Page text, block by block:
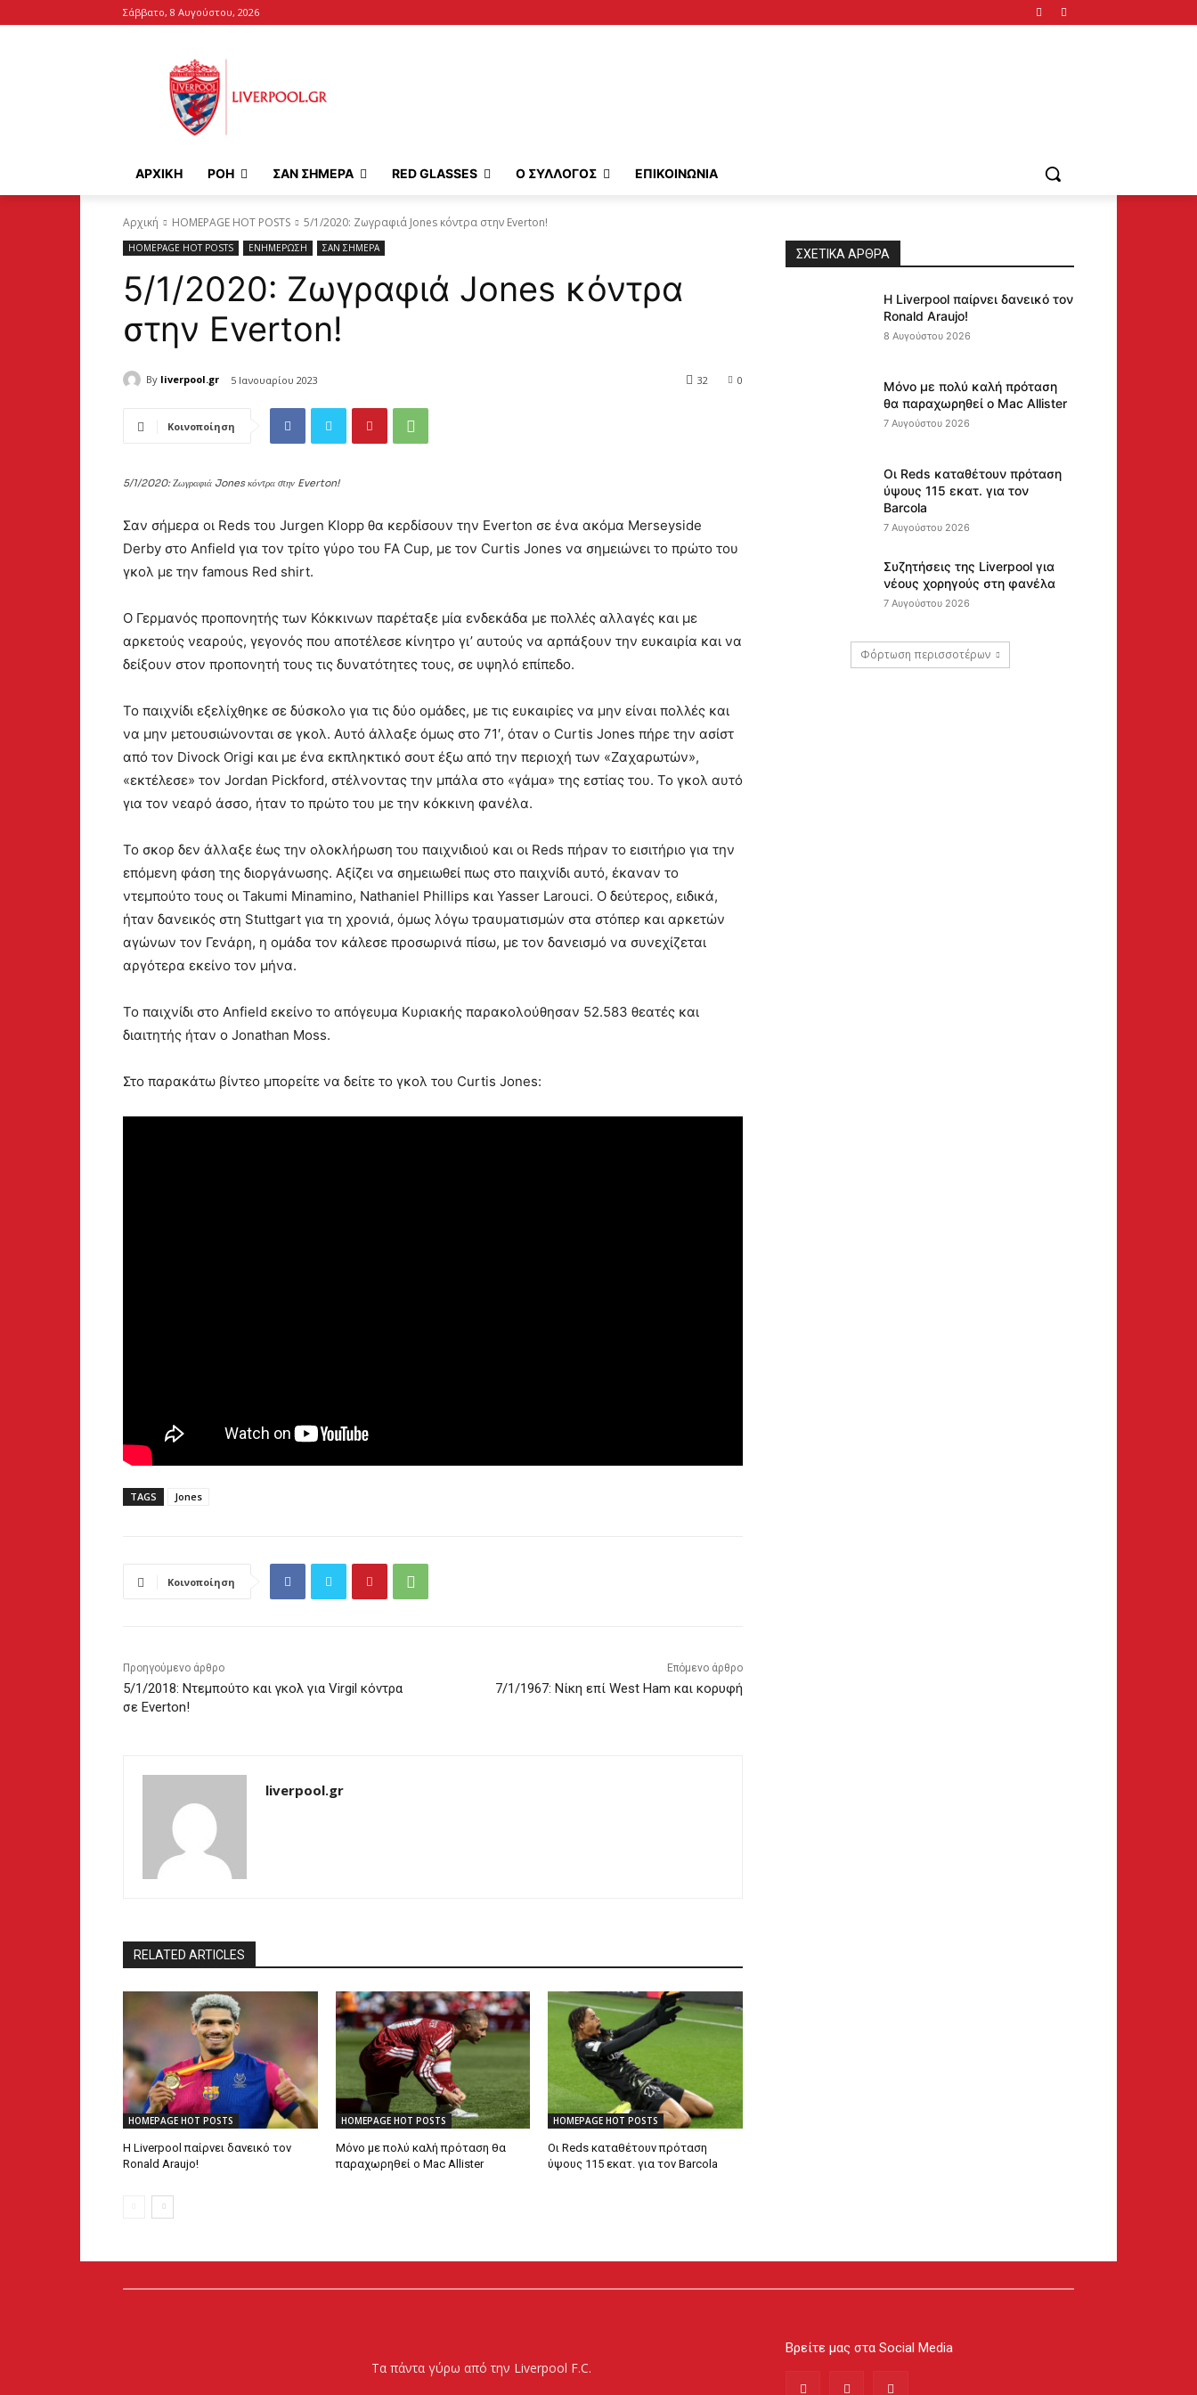
Σάββατο, 8 Αυγούστου, 2026
ΑΡΧΙΚΉ ΡΟΗ ΣΑΝ ΣΗΜΕΡΑ RED GLASSES Ο ΣΥΛΛΟΓΟΣ ΕΠΙΚΟΙΝΩΝΙΑ
Αρχική HOMEPAGE HOT POSTS 5/1/2020: Ζωγραφιά Jones κόντρα στην Everton!
HOMEPAGE HOT POSTS ΕΝΗΜΕΡΩΣΗ ΣΑΝ ΣΗΜΕΡΑ
5/1/2020: Ζωγραφιά Jones κόντρα
στην Everton!
By liverpool.gr 5 Ιανουαρίου 2023 0
32
Κοινοποίηση
5/1/2020: Ζωγραφιά Jones κόντρα στην Everton!
Σαν σήμερα οι Reds του Jurgen Klopp θα κερδίσουν την Everton σε ένα ακόμα Merseyside
Derby στο Anfield για τον τρίτο γύρο του FA Cup, με τον Curtis Jones να σημειώνει το πρώτο του
γκολ με την famous Red shirt.
Ο Γερμανός προπονητής των Κόκκινων παρέταξε μία ενδεκάδα με πολλές αλλαγές και με
αρκετούς νεαρούς, γεγονός που αποτέλεσε κίνητρο γι’ αυτούς να αρπάξουν την ευκαιρία και να
δείξουν στον προπονητή τους τις δυνατότητες τους, σε υψηλό επίπεδο.
Το παιχνίδι εξελίχθηκε σε δύσκολο για τις δύο ομάδες, με τις ευκαιρίες να μην είναι πολλές και
να μην μετουσιώνονται σε γκολ. Αυτό άλλαξε όμως στο 71′, όταν ο Curtis Jones πήρε την ασίστ
από τον Divock Origi και με ένα εκπληκτικό σουτ έξω από την περιοχή των «Ζαχαρωτών»,
«εκτέλεσε» τον Jordan Pickford, στέλνοντας την μπάλα στο «γάμα» της εστίας του. Το γκολ αυτό
για τον νεαρό άσσο, ήταν το πρώτο του με την κόκκινη φανέλα.
Το σκορ δεν άλλαξε έως την ολοκλήρωση του παιχνιδιού και οι Reds πήραν το εισιτήριο για την
επόμενη φάση της διοργάνωσης. Αξίζει να σημειωθεί πως στο παιχνίδι αυτό, έκαναν το
ντεμπούτο τους οι Takumi Minamino, Nathaniel Phillips και Yasser Larouci. Ο δεύτερος, ειδικά,
ήταν δανεικός στη Stuttgart για τη χρονιά, όμως λόγω τραυματισμών στα στόπερ και αρκετών
αγώνων τον Γενάρη, η ομάδα τον κάλεσε προσωρινά πίσω, με τον δανεισμό να συνεχίζεται
αργότερα εκείνο τον μήνα.
Το παιχνίδι στο Anfield εκείνο το απόγευμα Κυριακής παρακολούθησαν 52.583 θεατές και
διαιτητής ήταν ο Jonathan Moss.
Στο παρακάτω βίντεο μπορείτε να δείτε το γκολ του Curtis Jones:
TAGS Jones
Κοινοποίηση
Προηγούμενο άρθρο
5/1/2018: Ντεμπούτο και γκολ για Virgil κόντρα
σε Everton!
Επόμενο άρθρο
7/1/1967: Νίκη επί West Ham και κορυφή
liverpool.gr
RELATED ARTICLES
HOMEPAGE HOT POSTS
Η Liverpool παίρνει δανεικό τον
Ronald Araujo!
HOMEPAGE HOT POSTS
Μόνο με πολύ καλή πρόταση θα
παραχωρηθεί ο Mac Allister
HOMEPAGE HOT POSTS
Οι Reds καταθέτουν πρόταση
ύψους 115 εκατ. για τον Barcola
ΣΧΕΤΙΚΆ ΆΡΘΡΑ
Η Liverpool παίρνει δανεικό τον
Ronald Araujo!
8 Αυγούστου 2026
Μόνο με πολύ καλή πρόταση
θα παραχωρηθεί ο Mac Allister
7 Αυγούστου 2026
Οι Reds καταθέτουν πρόταση
ύψους 115 εκατ. για τον
Barcola
7 Αυγούστου 2026
Συζητήσεις της Liverpool για
νέους χορηγούς στη φανέλα
7 Αυγούστου 2026
Φόρτωση περισσοτέρων
Τα πάντα γύρω από την Liverpool F.C.
Βρείτε μας στα Social Media